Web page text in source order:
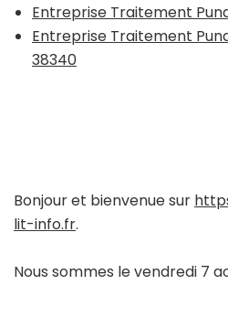
Entreprise Traitement
Entreprise Traitement
38340
Bonjour et bienvenue sur
lit-info.fr.
Nous sommes le vendredi 7